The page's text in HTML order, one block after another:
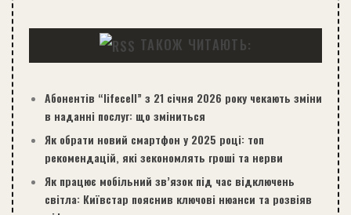
ТАКОЖ ЧИТАЮТЬ:
Абонентів “lifecell” з 21 січня 2026 року чекають зміни
в наданні послуг: що зміниться
Як обрати новий смартфон у 2025 році: топ
рекомендацій, які зекономлять гроші та нерви
Як працює мобільний зв’язок під час відключень
світла: Київстар пояснив ключові нюанси та розвіяв